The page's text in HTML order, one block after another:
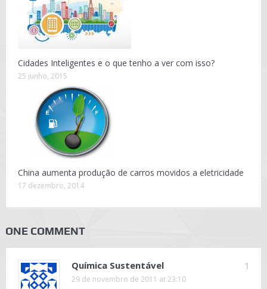
Cidades Inteligentes e o que tenho a ver com isso?
25 junho, 2015
China aumenta produção de carros movidos a eletricidade
17 dezembro, 2014
ONE COMMENT
1
Química Sustentável
29 de novembro de 2011 at 23:10